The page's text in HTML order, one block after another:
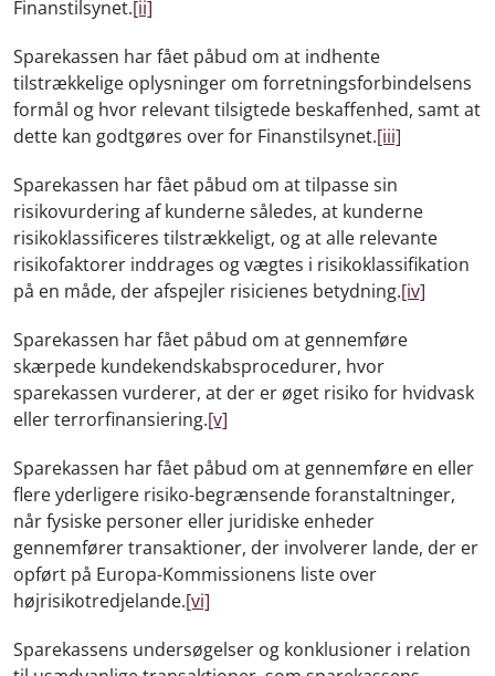
Finanstilsynet.[ii]
Sparekassen har fået påbud om at indhente
tilstrækkelige oplysninger om forretningsforbindelsens
formål og hvor relevant tilsigtede beskaffenhed, samt at
dette kan godtgøres over for Finanstilsynet.[iii]
Sparekassen har fået påbud om at tilpasse sin
risikovurdering af kunderne således, at kunderne
risikoklassificeres tilstrækkeligt, og at alle relevante
risikofaktorer inddrages og vægtes i risikoklassifikation
på en måde, der afspejler risicienes betydning.[iv]
Sparekassen har fået påbud om at gennemføre
skærpede kundekendskabsprocedurer, hvor
sparekassen vurderer, at der er øget risiko for hvidvask
eller terrorfinansiering.[v]
Sparekassen har fået påbud om at gennemføre en eller
flere yderligere risiko-begrænsende foranstaltninger,
når fysiske personer eller juridiske enheder
gennemfører transaktioner, der involverer lande, der er
opført på Europa-Kommissionens liste over
højrisikotredjelande.[vi]
Sparekassens undersøgelser og konklusioner i relation